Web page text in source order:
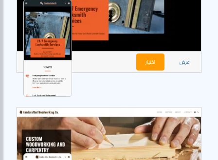
عرض اختيار